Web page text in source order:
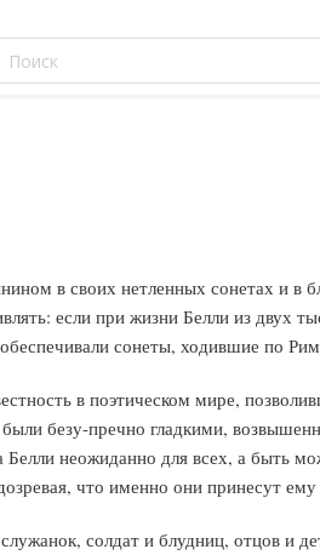
в своих нетленных сонетах и в
если при жизни Белли из двух
сонеты, ходившие по
в поэтическом мире,
безу-пречно гладкими,
неожиданно для всех, а быть
что именно они принесут
солдат и блудниц, отцов и